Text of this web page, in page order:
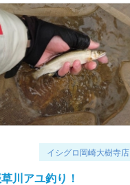
イシグロ岡崎大樹寺店
川アユ釣り！